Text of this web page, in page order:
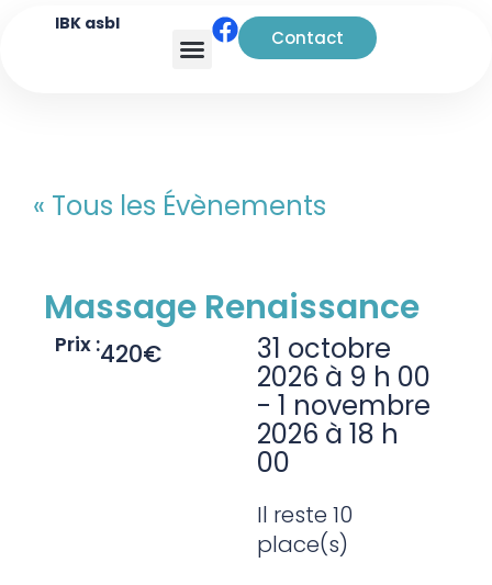
IBK asbl
Contact
« Tous les Évènements
Massage Renaissance
Prix :420€ 31 octobre
2026 à 9 h 00
- 1 novembre
2026 à 18 h
00
Il reste 10
place(s)